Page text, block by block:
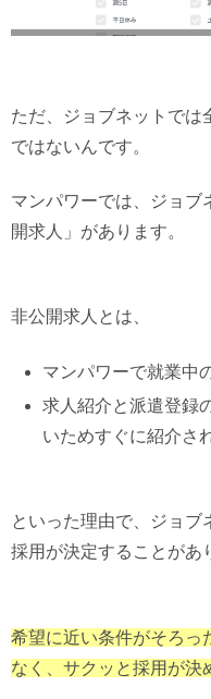
ただ、ジョブネットでは
ではないんです。
マンパワーでは、ジョブ
開求人」があります。
非公開求人とは、
マンパワーで就業中
求人紹介と派遣登録
いためすぐに紹介さ
といった理由で、ジョブ
採用が決定することがあ
希望に近い条件がそろっ
なく、サクッと採用が決